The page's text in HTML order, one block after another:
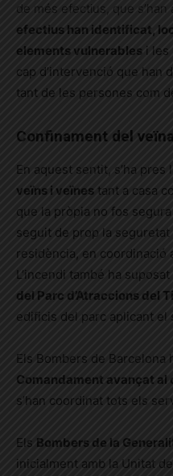
de més efectius, que
efectius han identificat,
elements vulnerables i les
cap d’intervenció que han
tant de les persones com
Confinament del
En aquest sentit, s’ha pres
veïns i veïnes tant a casa
que la pròpia no fos
seguit de prop la
residència, en coordinació
L’incendi també ha suposat
del Parc d’Atraccions del
edificis del parc aplicant el
Els Bombers de Barcelona
Comandament avançat al
s’han coordinat tots els
Els Bombers de la
inicialment amb la Unitat